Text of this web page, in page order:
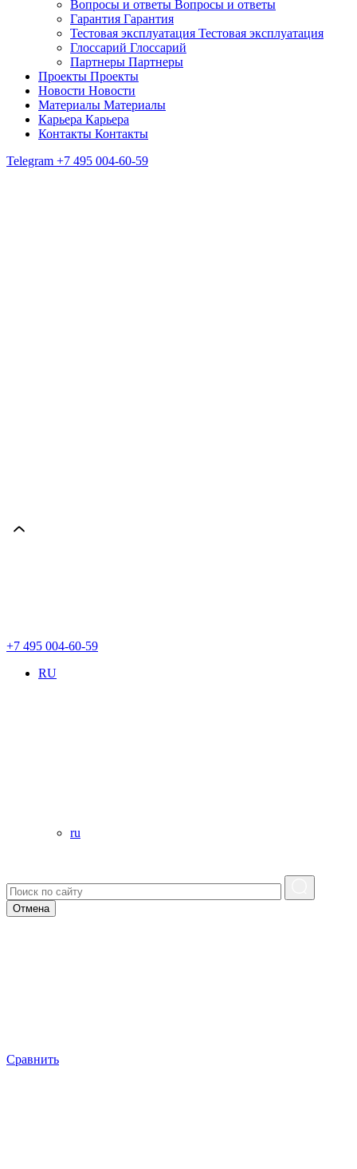
Вопросы и ответы Вопросы и ответы
Гарантия Гарантия
Тестовая эксплуатация Тестовая эксплуатация
Глоссарий Глоссарий
Партнеры Партнеры
Проекты Проекты
Новости Новости
Материалы Материалы
Карьера Карьера
Контакты Контакты
Telegram +7 495 004-60-59
+7 495 004-60-59
RU
ru
Отмена
Сравнить